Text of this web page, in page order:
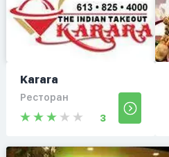
Karara
Ресторан
3